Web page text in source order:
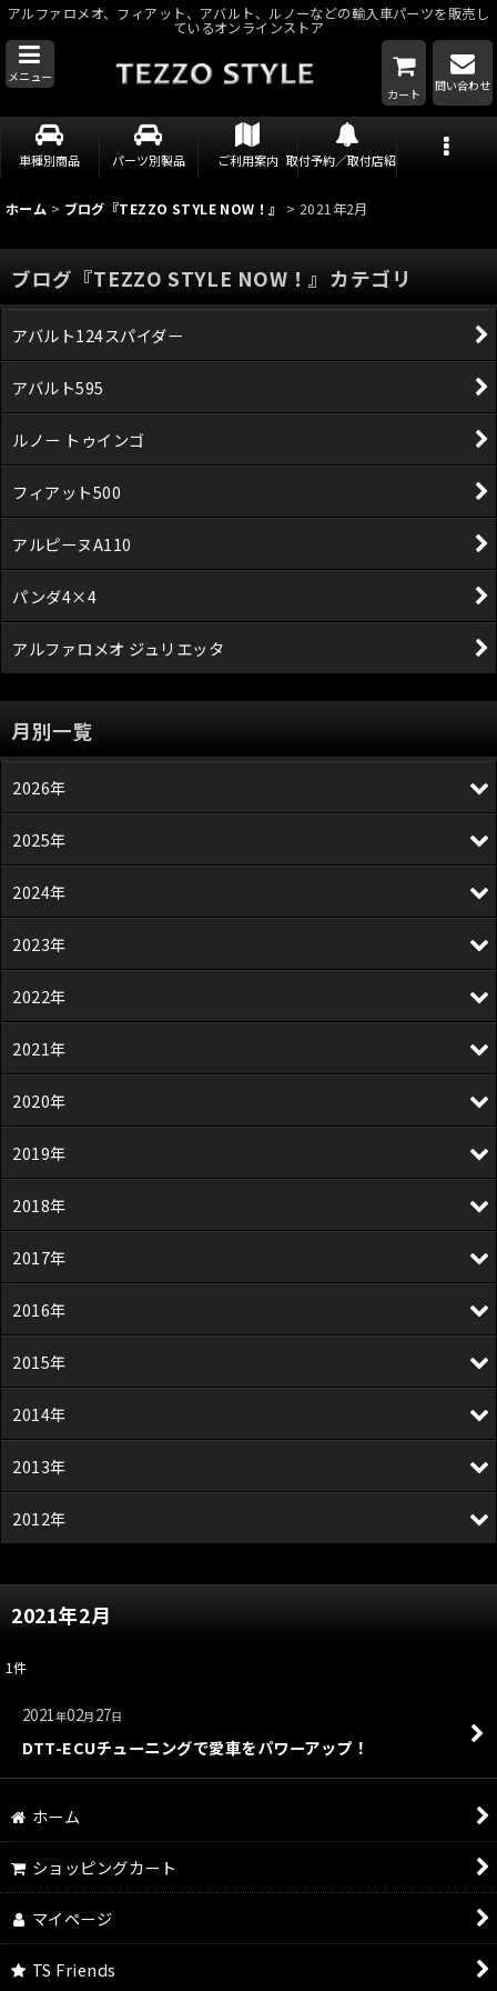
アルファロメオ、フィアット、アバルト、ルノーなどの輸入車パーツを販売し
ているオンラインストア
メニュー
カート
問い合わせ
車種別商品 パーツ別製品 ご利用案内 取付予約／取付店紹介
ホーム > ブログ『TEZZO STYLE NOW！』 > 2021年2月
2021年2月
1件
2021年02月 27日
DTT-ECUチューニングで愛車をパワーアップ！
ブログ『TEZZO STYLE NOW！』カテゴリ
アバルト124スパイダー
アバルト595
ルノー トゥインゴ
フィアット500
アルピーヌA110
パンダ4×4
アルファロメオ ジュリエッタ
月別一覧
2026年
2025年
2024年
2023年
2022年
2021年
2020年
2019年
2018年
2017年
2016年
2015年
2014年
2013年
2012年
ホーム
ショッピングカート
マイページ
TS Friends